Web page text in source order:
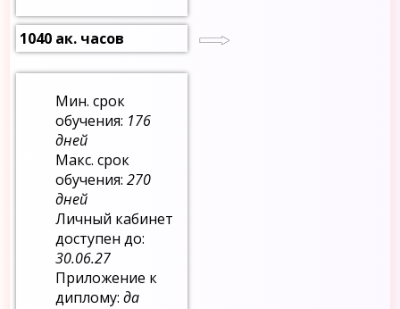
1040 ак. часов
Мин. срок
обучения: 176
дней
Макс. срок
обучения:270
дней
Личный кабинет
доступен до:
30.06.27
Приложение к
диплому:да